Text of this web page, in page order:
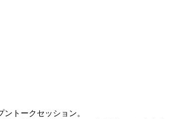
トークセッション。